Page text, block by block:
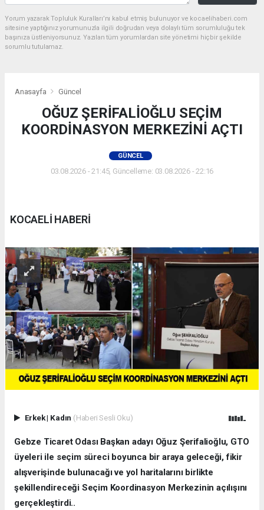
Yorum yazarak Topluluk Kuralları’nı kabul etmiş bulunuyor ve kocaelihaberi.com
sitesine yaptığınız yorumunuzla ilgili doğrudan veya dolaylı tüm sorumluluğu tek
başınıza üstleniyorsunuz. Yazılan tüm yorumlardan site yönetimi hiçbir şekilde
sorumlu tutulamaz.
Anasayfa Güncel
OĞUZ ŞERİFALİOĞLU SEÇİM
KOORDİNASYON MERKEZİNİ AÇTI
GÜNCEL
03.08.2026 - 21:45, Güncelleme: 03.08.2026 - 22:16
KOCAELİ HABERİ
Erkek| Kadın (Haberi Sesli Oku)
Gebze Ticaret Odası Başkan adayı Oğuz Şerifalioğlu, GTO
üyeleri ile seçim süreci boyunca bir araya geleceği, fikir
alışverişinde bulunacağı ve yol haritalarını birlikte
şekillendireceği Seçim Koordinasyon Merkezinin açılışını
gerçekleştirdi..